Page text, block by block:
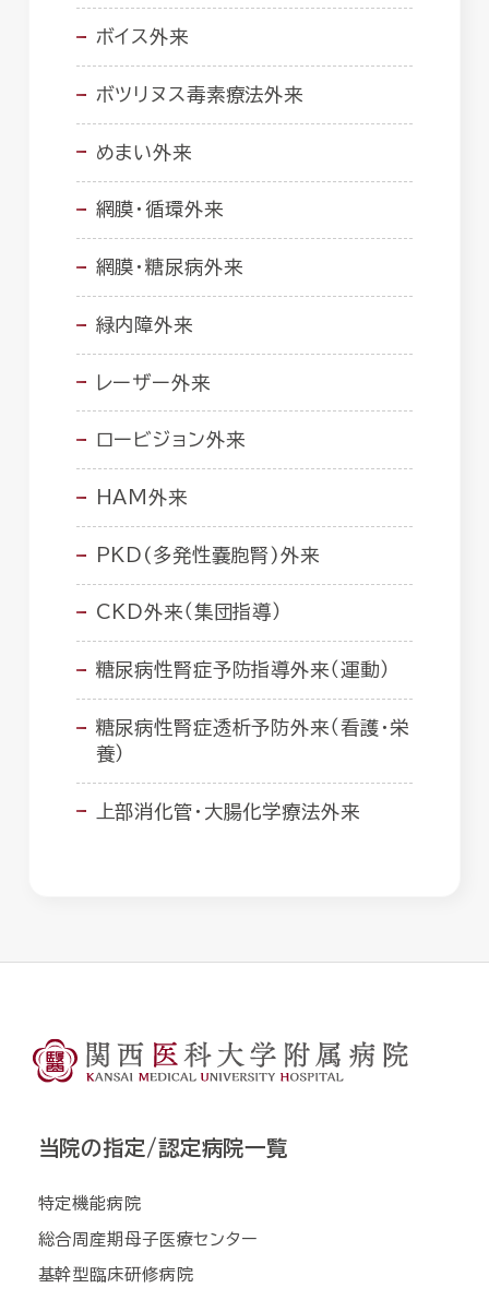
ボイス外来
ボツリヌス毒素療法外来
めまい外来
網膜・循環外来
網膜・糖尿病外来
緑内障外来
レーザー外来
ロービジョン外来
HAM外来
PKD(多発性嚢胞腎)外来
CKD外来（集団指導）
糖尿病性腎症予防指導外来（運動）
糖尿病性腎症透析予防外来（看護・栄
養）
上部消化管・大腸化学療法外来
当院の指定/認定病院一覧
特定機能病院
総合周産期母子医療センター
基幹型臨床研修病院